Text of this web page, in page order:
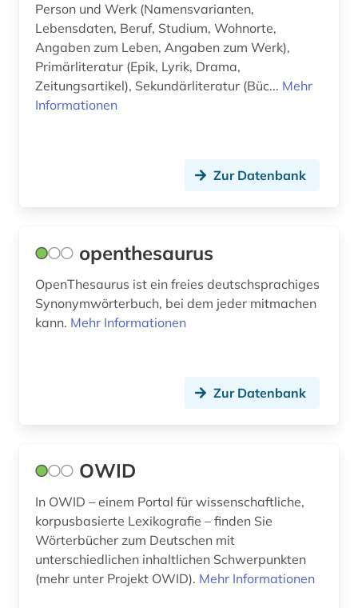
mundart (2)
musik (2)
mähren (1)
märchen (2)
neugriechisch (2)
niederländisch (10)
ostmitteldeutsch (1)
osttirol (1)
parzival (1)
Person und Werk (Namensvarianten,
Lebensdaten, Beruf, Studium, Wohnorte,
Angaben zum Leben, Angaben zum Werk),
Primärliteratur (Epik, Lyrik, Drama,
Zeitungsartikel), Sekundärliteratur (Büc... Mehr
Informationen
Zur Datenbank
openthesaurus
OpenThesaurus ist ein freies deutschsprachiges
Synonymwörterbuch, bei dem jeder mitmachen
kann. Mehr Informationen
Zur Datenbank
OWID
In OWID – einem Portal für wissenschaftliche,
korpusbasierte Lexikografie – finden Sie
Wörterbücher zum Deutschen mit
unterschiedlichen inhaltlichen Schwerpunkten
(mehr unter Projekt OWID). Mehr Informationen